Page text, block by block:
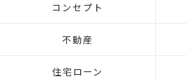
コンセプト
不動産
住宅ローン